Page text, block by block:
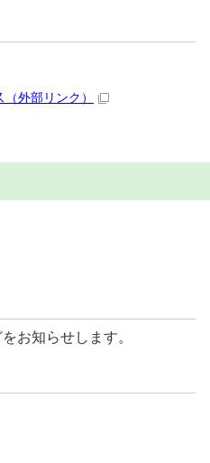
（外部リンク）
お知らせします。